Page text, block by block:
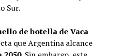
Sur.
de botella de Vaca
que Argentina alcance